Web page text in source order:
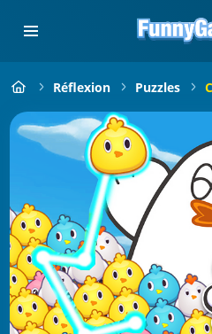
Réflexion Puzzles